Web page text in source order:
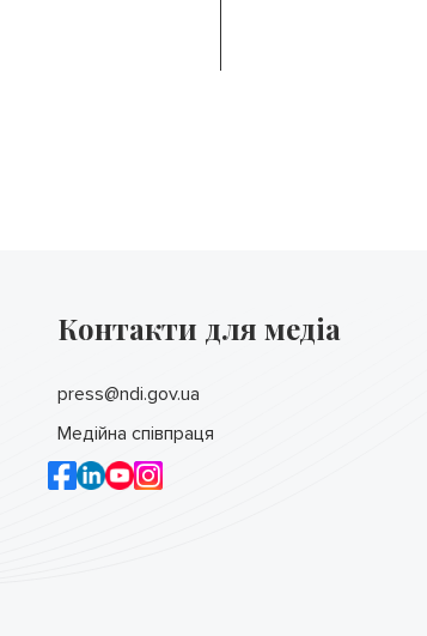
Контакти для медіа
press@ndi.gov.ua
Медійна співпраця